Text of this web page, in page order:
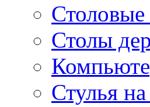
Столы
Стулья